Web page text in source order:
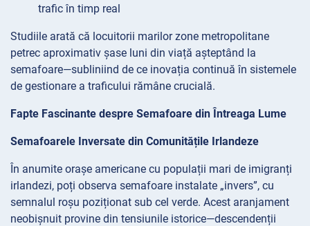
trafic în timp real
Studiile arată că locuitorii marilor zone metropolitane
petrec aproximativ șase luni din viață așteptând la
semafoare—subliniind de ce inovația continuă în sistemele
de gestionare a traficului rămâne crucială.
Fapte Fascinante despre Semafoare din Întreaga Lume
Semafoarele Inversate din Comunitățile Irlandeze
În anumite orașe americane cu populații mari de imigranți
irlandezi, poți observa semafoare instalate „invers”, cu
semnalul roșu poziționat sub cel verde. Acest aranjament
neobișnuit provine din tensiunile istorice—descendenții